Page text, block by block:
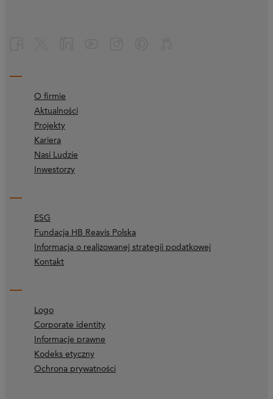
O firmie
Aktualności
Projekty
Kariera
Nasi Ludzie
Inwestorzy
ESG
Fundacja HB Reavis Polska
Informacja o realizowanej strategii podatkowej
Kontakt
Logo
Corporate identity
Informacje prawne
Kodeks etyczny
Ochrona prywatności